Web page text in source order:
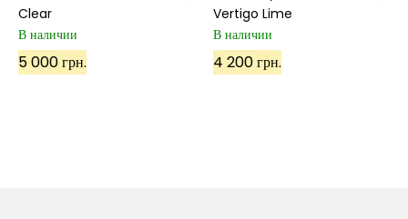
Clear
В наличии
5 000 грн.
Vertigo Lime
В наличии
4 200 грн.